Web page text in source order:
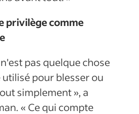
privilège comme
pas quelque chose
pour blesser ou
simplement », a
« Ce qui compte